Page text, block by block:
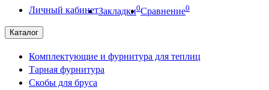
Личный кабинетЗакладки0Сравнение0
Каталог
Комплектующие и фурнитура для теплиц
Тарная фурнитура
Скобы для бруса